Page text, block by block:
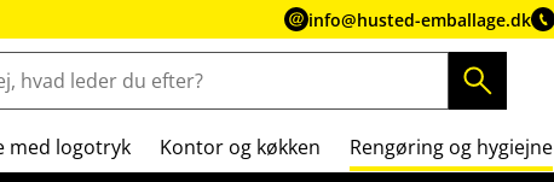
info@husted-emballage.dk
med logotryk Kontor og køkken Rengøring og hygiejne